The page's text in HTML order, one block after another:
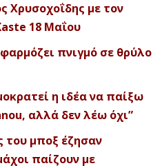
Χρυσοχοΐδης με τον
18 Μαΐου
πνιγμό σε θρύλο
η ιδέα να παίξω
αλλά δεν λέω όχι”
του μποξ έζησαν
παίζουν με